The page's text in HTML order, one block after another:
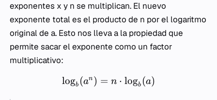
exponentes x y n se multiplican. El nuevo
exponente total es el producto de n por el logaritmo
original de a. Esto nos lleva a la propiedad que
permite sacar el exponente como un factor
multiplicativo:
logb (an ) = n ⋅ logb (a)